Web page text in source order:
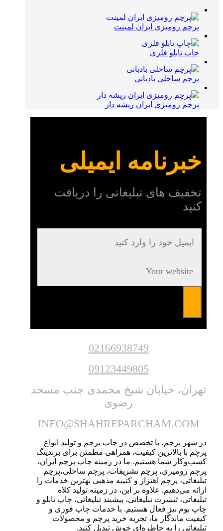
پرچم رومیزی ایران لمینت
چاپ تابلو فلزی
پرچم ساحلی بادبانی
پرچم رومیزی ایران ریشه دار
خبرنامه ایمیلی
تخفیف های تبلیغاتی را دریافت
کنید
02166938749
09123449805
تهران، خیابان شیخ محمدی جنب مسجد
رضوی
INEO@SHAHREPARCHAM.COM
در شهر پرچم، با تخصص در چاپ پرچم و تولید انواع
پرچم با بالاترین کیفیت، همراهی مطمئن برای برندینگ
کسب‌وکار شما هستیم. ما در زمینه چاپ پرچم ایران،
پرچم رومیزی، پرچم تشریفات، پرچم ساحلی،پرچم
تبلیغاتی، پرچم اهتزاز و کتیبه مذهبی بهترین خدمات را
ارائه می‌دهیم. علاوه بر این، در زمینه تولید کلاه
تبلیغاتی، تیشرت تبلیغاتی، پیشبند تبلیغاتی، چاپ تابلو و
چاپ بوم نیز فعال هستیم. با خدمات چاپ فوری و
کیفیت ماندگار ما، تجربه خرید پرچم و محصولات
تبلیغاتی را به خاطره‌ای خوش تبدیل کنید.